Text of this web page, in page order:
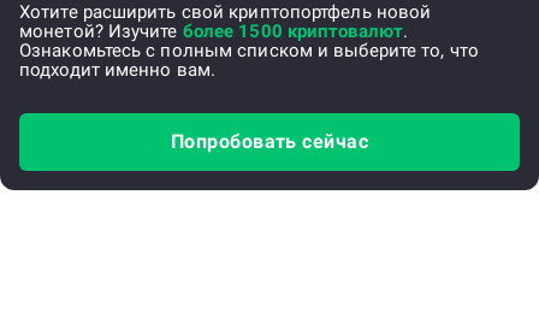
Хотите расширить свой криптопортфель новой
монетой? Изучите более 1500 криптовалют.
Ознакомьтесь с полным списком и выберите то, что
подходит именно вам.
Попробовать сейчас